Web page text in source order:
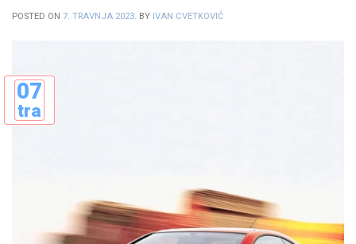
POSTED ON 7. TRAVNJA 2023. BY IVAN CVETKOVIĆ
07
tra